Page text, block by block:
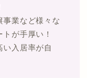
事業など様々な
が手厚い！
い入居率が自